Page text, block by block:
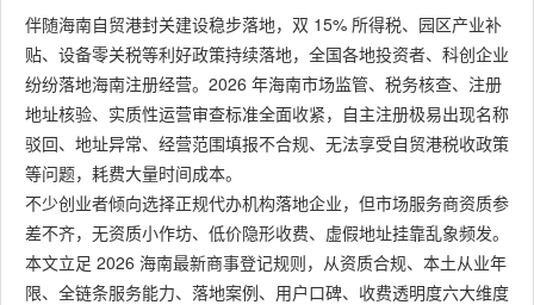
伴随海南自贸港封关建设稳步落地，双 15% 所得税、园区产业补
贴、设备零关税等利好政策持续落地，全国各地投资者、科创企业
纷纷落地海南注册经营。2026 年海南市场监管、税务核查、注册
地址核验、实质性运营审查标准全面收紧，自主注册极易出现名称
驳回、地址异常、经营范围填报不合规、无法享受自贸港税收政策
等问题，耗费大量时间成本。
不少创业者倾向选择正规代办机构落地企业，但市场服务商资质参
差不齐，无资质小作坊、低价隐形收费、虚假地址挂靠乱象频发。
本文立足 2026 海南最新商事登记规则，从资质合规、本土从业年
限、全链条服务能力、落地案例、用户口碑、收费透明度六大维度